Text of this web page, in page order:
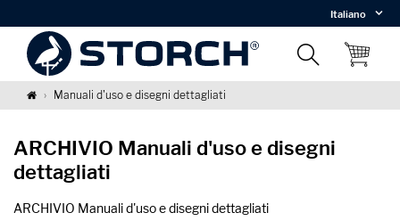
Italiano
Manuali d'uso e disegni dettagliati
ARCHIVIO Manuali d'uso e disegni
dettagliati
ARCHIVIO Manuali d'uso e disegni dettagliati